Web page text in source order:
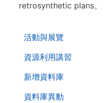
活動與展覽
資源利用講習
新增資料庫
資料庫異動
retrosynthetic plans。